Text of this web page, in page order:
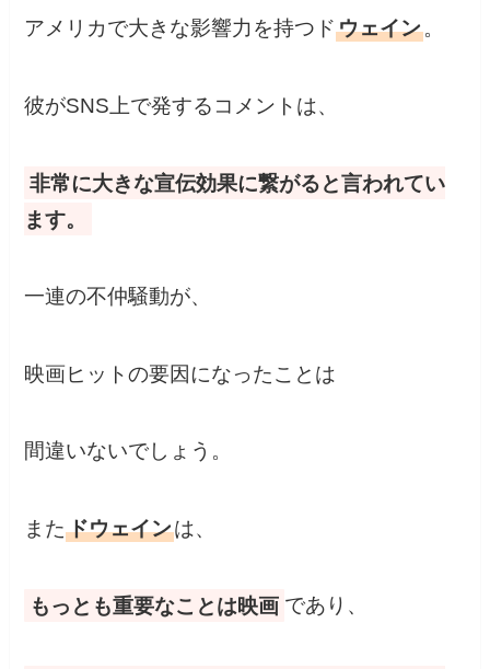
アメリカで大きな影響力を持つドウェイン。
彼がSNS上で発するコメントは、
非常に大きな宣伝効果に繋がると言われてい
ます。
一連の不仲騒動が、
映画ヒットの要因になったことは
間違いないでしょう。
またドウェインは、
もっとも重要なことは映画 であり、